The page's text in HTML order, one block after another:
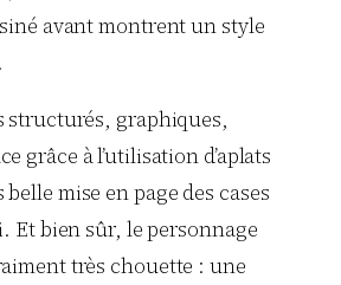
avant montrent un style
structurés, graphiques,
grâce à l’utilisation d’aplats
mise en page des cases
Et bien sûr, le personnage
très chouette : une